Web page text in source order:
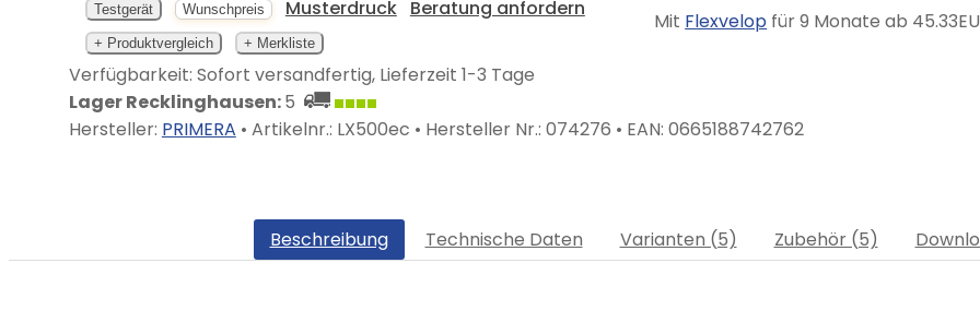
MitFlexvelopfür 9 Monate ab
Testgerät Wunschpreis Musterdruck Beratung anfordern
+ Produktvergleich + Merkliste
Verfügbarkeit: Sofort versandfertig, Lieferzeit 1-3 Tage
Lager Recklinghausen:5
Hersteller: PRIMERA • Artikelnr.: LX500ec • Hersteller Nr.: 074276 • EAN: 0665188742762
Beschreibung Technische Daten Varianten (5) Zubehör (5)